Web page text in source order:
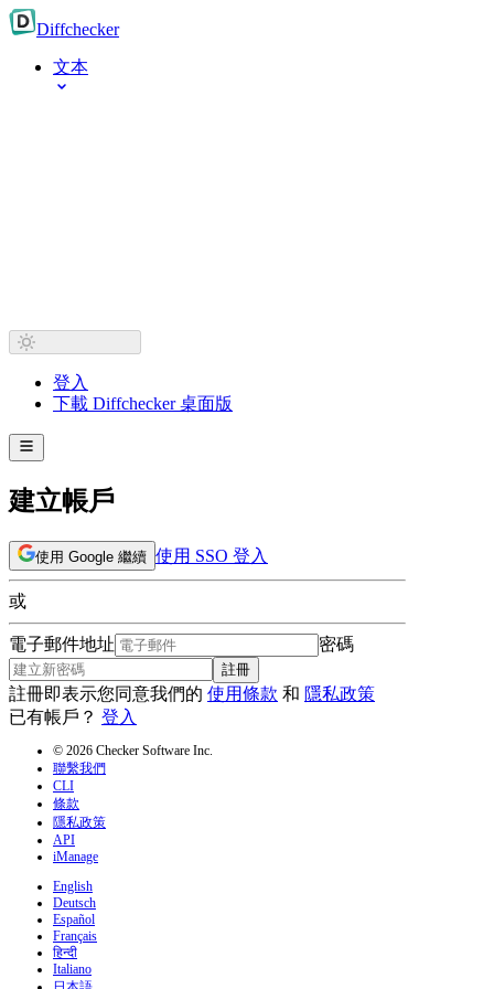
Diffchecker
文本
登入
下載 Diffchecker 桌面版
建立帳戶
使用 Google 繼續 使用 SSO 登入
或
電子郵件地址 密碼
註冊
註冊即表示您同意我們的 使用條款 和 隱私政策
已有帳戶？ 登入
© 2026 Checker Software Inc.
聯繫我們
CLI
條款
隱私政策
API
iManage
English
Deutsch
Español
Français
हिन्दी
Italiano